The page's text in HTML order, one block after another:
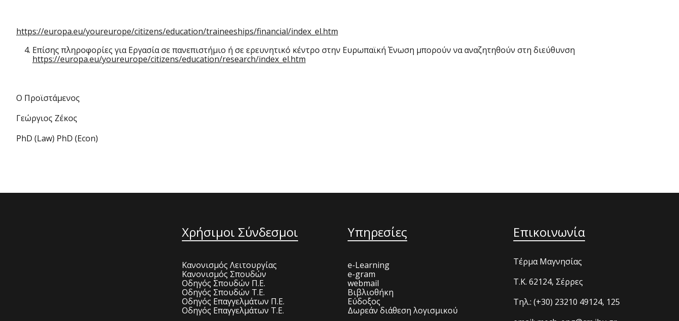
https://europa.eu/youreurope/citizens/education/traineeships/financial/index_el.htm
Επίσης πληροφορίες για Εργασία σε πανεπιστήμιο ή σε ερευνητικό κέντρο στην Ευρωπαϊκή Ένωση μπορούν να αναζητηθούν στη διεύθυνση
https://europa.eu/youreurope/citizens/education/research/index_el.htm
Ο Προϊστάμενος
Γεώργιος Ζέκος
PhD (Law) PhD (Econ)
Χρήσιμοι Σύνδεσμοι
Κανονισμός Λειτουργίας
Κανονισμός Σπουδών
Οδηγός Σπουδών Π.Ε.
Οδηγός Σπουδών Τ.Ε.
Οδηγός Επαγγελμάτων Π.Ε.
Οδηγός Επαγγελμάτων Τ.Ε.
Υπηρεσίες
e-Learning
e-gram
webmail
Βιβλιοθήκη
Εύδοξος
Δωρεάν διάθεση λογισμικού
Επικοινωνία
Τέρμα Μαγνησίας
T.K. 62124, Σέρρες
Τηλ.: (+30) 23210 49124, 125